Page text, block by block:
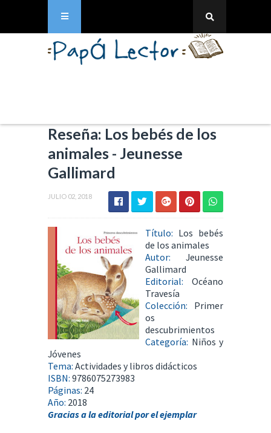
Reseña: Los bebés de los
animales - Jeunesse
Gallimard
JULIO 02, 2018
Título: Los bebés
de los animales
Autor: Jeunesse
Gallimard
Editorial:
Océano
Travesía
Colección:
Primer
os
descubrimientos
Categoría: Niños y
Jóvenes
Tema: Actividades y libros didácticos
ISBN: 9786075273983
Páginas: 24
Año: 2018
Gracias a la editorial por el ejemplar